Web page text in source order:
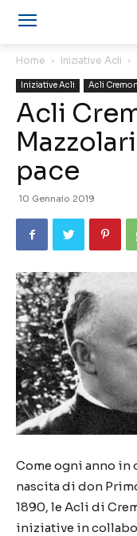
Home Iniziative Acli
Iniziative Acli Acli
Acli
pace
10 Gennaio 2019
Come ogni anno in
nascita di don
1890, le Acli di
iniziative in